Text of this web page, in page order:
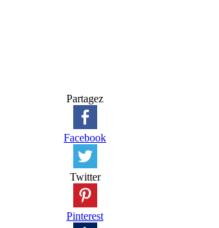
Partagez
Facebook
Twitter
Pinterest